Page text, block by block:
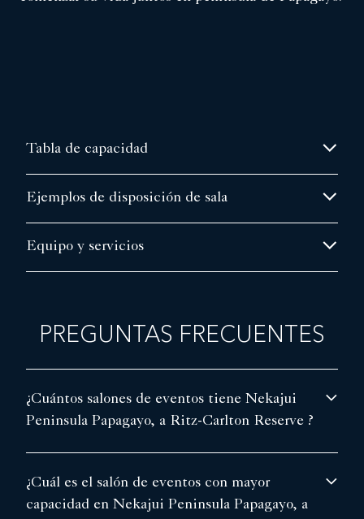
Tabla de capacidad
Ejemplos de disposición de sala
Equipo y servicios
PREGUNTAS FRECUENTES
¿Cuántos salones de eventos tiene Nekajui
Peninsula Papagayo, a Ritz-Carlton Reserve ?
¿Cuál es el salón de eventos con mayor
capacidad en Nekajui Peninsula Papagayo, a